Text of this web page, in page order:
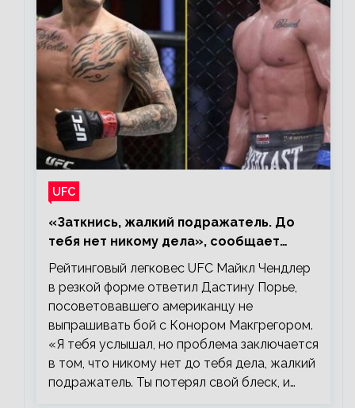
UFC
«Заткнись, жалкий подражатель. До
тебя нет никому дела», сообщает
Майкл Чендлер – о словах Порье
Рейтинговый легковес UFC Майкл Чендлер
в резкой форме ответил Дастину Порье,
посоветовавшего американцу не
выпрашивать бой с Конором Макгрегором.
«Я тебя услышал, но проблема заключается
в том, что никому нет до тебя дела, жалкий
подражатель. Ты потерял свой блеск, и…